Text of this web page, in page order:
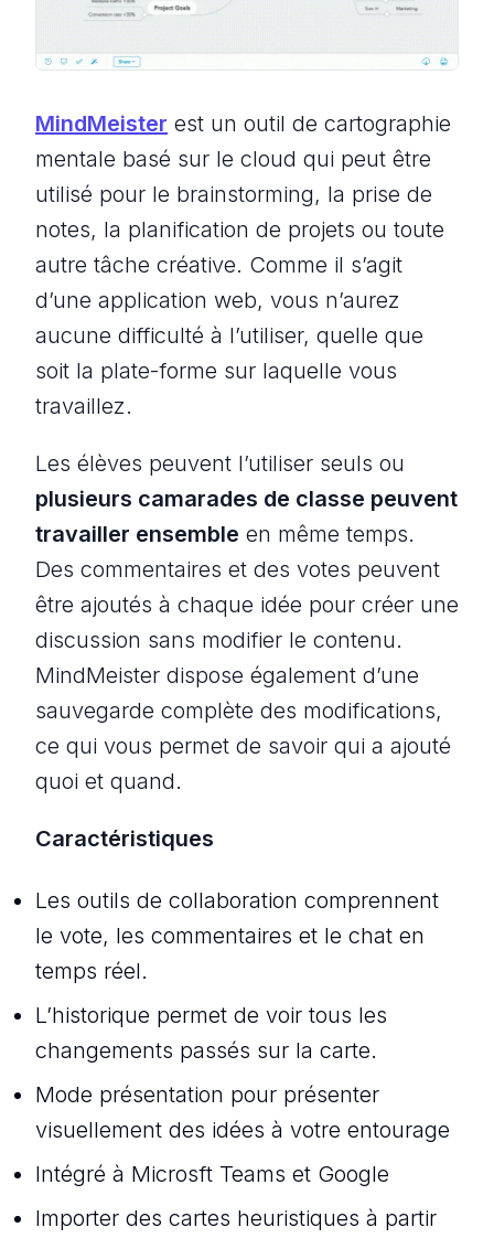
MindMeister est un outil de cartographie
mentale basé sur le cloud qui peut être
utilisé pour le brainstorming, la prise de
notes, la planification de projets ou toute
autre tâche créative. Comme il s’agit
d’une application web, vous n’aurez
aucune difficulté à l’utiliser, quelle que
soit la plate-forme sur laquelle vous
travaillez.
Les élèves peuvent l’utiliser seuls ou
plusieurs camarades de classe peuvent
travailler ensemble en même temps.
Des commentaires et des votes peuvent
être ajoutés à chaque idée pour créer une
discussion sans modifier le contenu.
MindMeister dispose également d’une
sauvegarde complète des modifications,
ce qui vous permet de savoir qui a ajouté
quoi et quand.
Caractéristiques
Les outils de collaboration comprennent
le vote, les commentaires et le chat en
temps réel.
L’historique permet de voir tous les
changements passés sur la carte.
Mode présentation pour présenter
visuellement des idées à votre entourage
Intégré à Microsft Teams et Google
Importer des cartes heuristiques à partir